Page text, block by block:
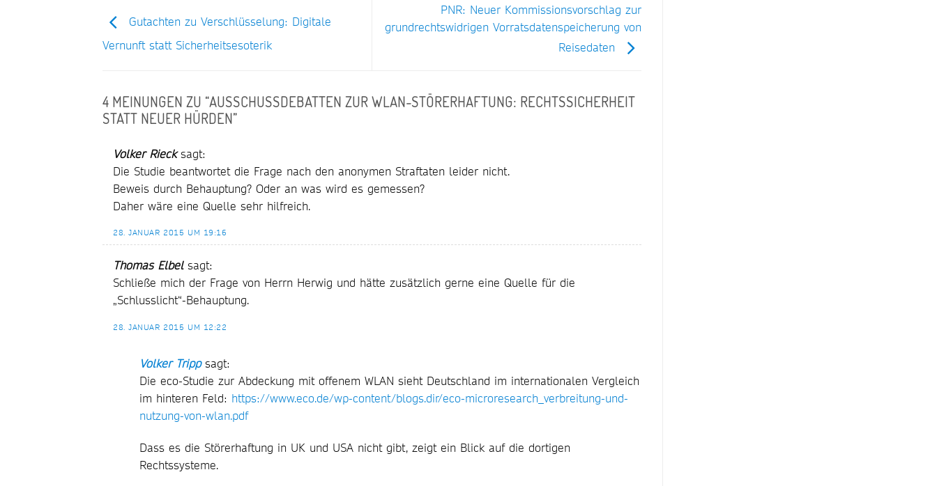
Gutachten zu Verschlüsselung: Digitale
Vernunft statt Sicherheitsesoterik
PNR: Neuer Kommissionsvorschlag zur
grundrechtswidrigen Vorratsdatenspeicherung von
Reisedaten
4 MEINUNGEN ZU “AUSSCHUSSDEBATTEN ZUR WLAN-STÖRERHAFTUNG: RECHTSSICHERHEIT
STATT NEUER HÜRDEN”
Volker Rieck sagt:
Die Studie beantwortet die Frage nach den anonymen Straftaten leider nicht.
Beweis durch Behauptung? Oder an was wird es gemessen?
Daher wäre eine Quelle sehr hilfreich.
28. JANUAR 2015 UM 19:16
Thomas Elbel sagt:
Schließe mich der Frage von Herrn Herwig und hätte zusätzlich gerne eine Quelle für die
„Schlusslicht“-Behauptung.
28. JANUAR 2015 UM 12:22
Volker Tripp sagt:
Die eco-Studie zur Abdeckung mit offenem WLAN sieht Deutschland im internationalen Vergleich
im hinteren Feld: https://www.eco.de/wp-content/blogs.dir/eco-microresearch_verbreitung-und-
nutzung-von-wlan.pdf
Dass es die Störerhaftung in UK und USA nicht gibt, zeigt ein Blick auf die dortigen
Rechtssysteme.